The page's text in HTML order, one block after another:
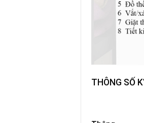
THÔNG SỐ